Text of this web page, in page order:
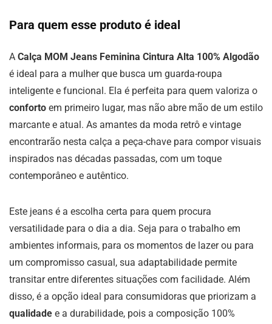
Para quem esse produto é ideal
A Calça MOM Jeans Feminina Cintura Alta 100% Algodão
é ideal para a mulher que busca um guarda-roupa
inteligente e funcional. Ela é perfeita para quem valoriza o
conforto em primeiro lugar, mas não abre mão de um estilo
marcante e atual. As amantes da moda retrô e vintage
encontrarão nesta calça a peça-chave para compor visuais
inspirados nas décadas passadas, com um toque
contemporâneo e autêntico.
Este jeans é a escolha certa para quem procura
versatilidade para o dia a dia. Seja para o trabalho em
ambientes informais, para os momentos de lazer ou para
um compromisso casual, sua adaptabilidade permite
transitar entre diferentes situações com facilidade. Além
disso, é a opção ideal para consumidoras que priorizam a
qualidade e a durabilidade, pois a composição 100%